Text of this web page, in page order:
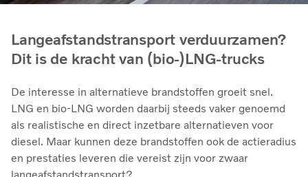
Langeafstandstransport verduurzamen?
Dit is de kracht van (bio-)LNG-trucks
De interesse in alternatieve brandstoffen groeit snel.
LNG en bio‑LNG worden daarbij steeds vaker genoemd
als realistische en direct inzetbare alternatieven voor
diesel. Maar kunnen deze brandstoffen ook de actieradius
en prestaties leveren die vereist zijn voor zwaar